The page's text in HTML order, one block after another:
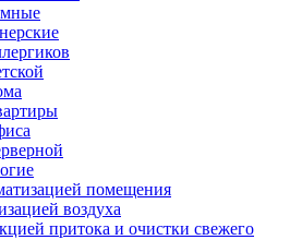
помещения
воздуха
притока и очистки свежего